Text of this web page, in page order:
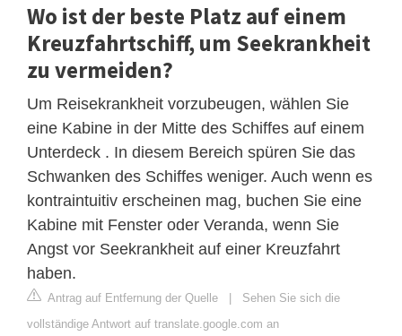
Wo ist der beste Platz auf einem
Kreuzfahrtschiff, um Seekrankheit
zu vermeiden?
Um Reisekrankheit vorzubeugen, wählen Sie
eine Kabine in der Mitte des Schiffes auf einem
Unterdeck . In diesem Bereich spüren Sie das
Schwanken des Schiffes weniger. Auch wenn es
kontraintuitiv erscheinen mag, buchen Sie eine
Kabine mit Fenster oder Veranda, wenn Sie
Angst vor Seekrankheit auf einer Kreuzfahrt
haben.
Antrag auf Entfernung der Quelle | Sehen Sie sich die
vollständige Antwort auf translate.google.com an